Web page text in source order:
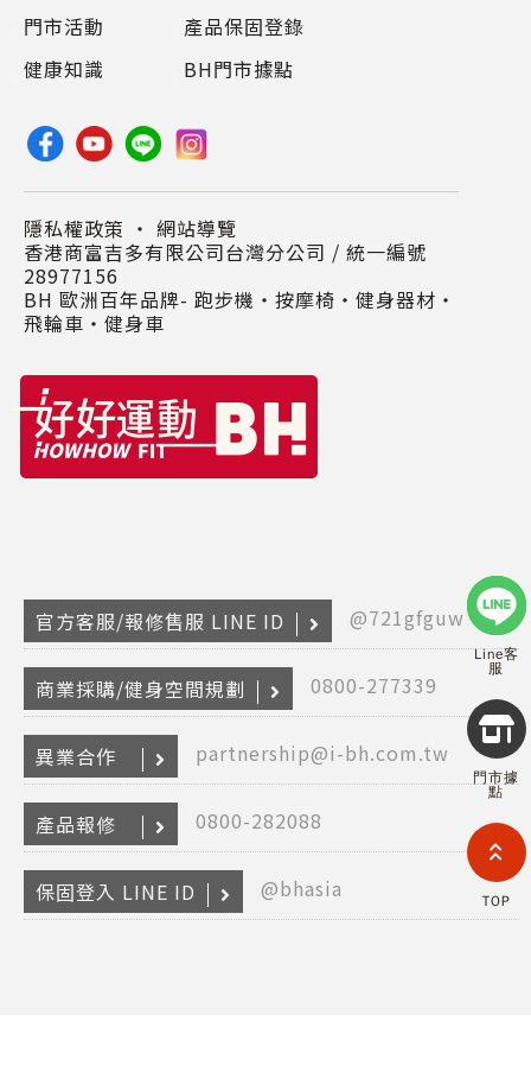
2026
Line客
服
門市據
點
TOP
門市活動
健康知識
產品保固登錄
BH門市據點
隱私權政策 ・ 網站導覽
香港商富吉多有限公司台灣分公司 / 統一編號
28977156
BH 歐洲百年品牌- 跑步機‧按摩椅‧健身器材‧
飛輪車‧健身車
官方客服/報修售服 LINE ID @721gfguw
商業採購/健身空間規劃 0800-277339
異業合作 partnership@i-bh.com.tw
產品報修 0800-282088
保固登入 LINE ID @bhasia